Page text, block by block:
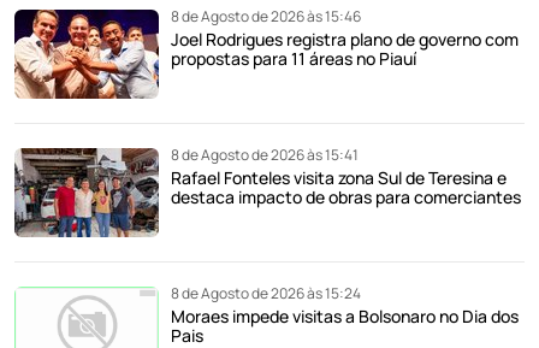
8 de Agosto de 2026 às 15:46
Joel Rodrigues registra plano de governo com
propostas para 11 áreas no Piauí
8 de Agosto de 2026 às 15:41
Rafael Fonteles visita zona Sul de Teresina e
destaca impacto de obras para comerciantes
8 de Agosto de 2026 às 15:24
Moraes impede visitas a Bolsonaro no Dia dos
Pais